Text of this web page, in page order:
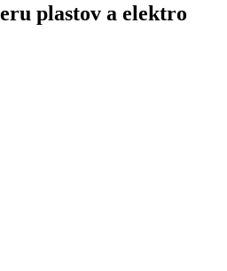
plastov a elektro